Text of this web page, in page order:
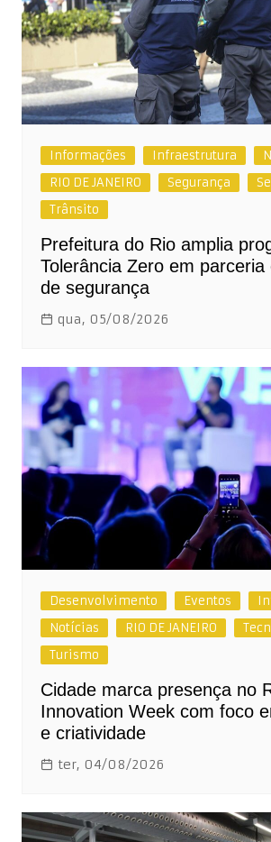
Informações Infraestrutura
RIO DE JANEIRO
Segurança
Trânsito
Prefeitura do Rio amplia
Tolerância Zero em
de segurança
qua, 05/08/2026
Desenvolvimento Eventos
Notícias
RIO DE JANEIRO
Turismo
Cidade marca presença no
Innovation Week com foco
e criatividade
ter, 04/08/2026